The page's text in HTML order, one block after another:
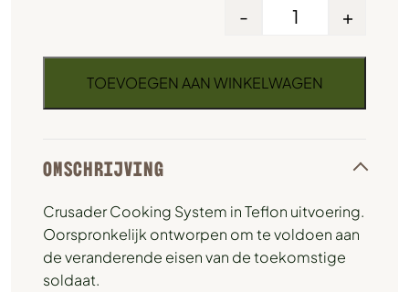
- +
TOEVOEGEN AAN WINKELWAGEN
OMSCHRIJVING
Crusader Cooking System in Teflon uitvoering.
Oorspronkelijk ontworpen om te voldoen aan
de veranderende eisen van de toekomstige
soldaat.